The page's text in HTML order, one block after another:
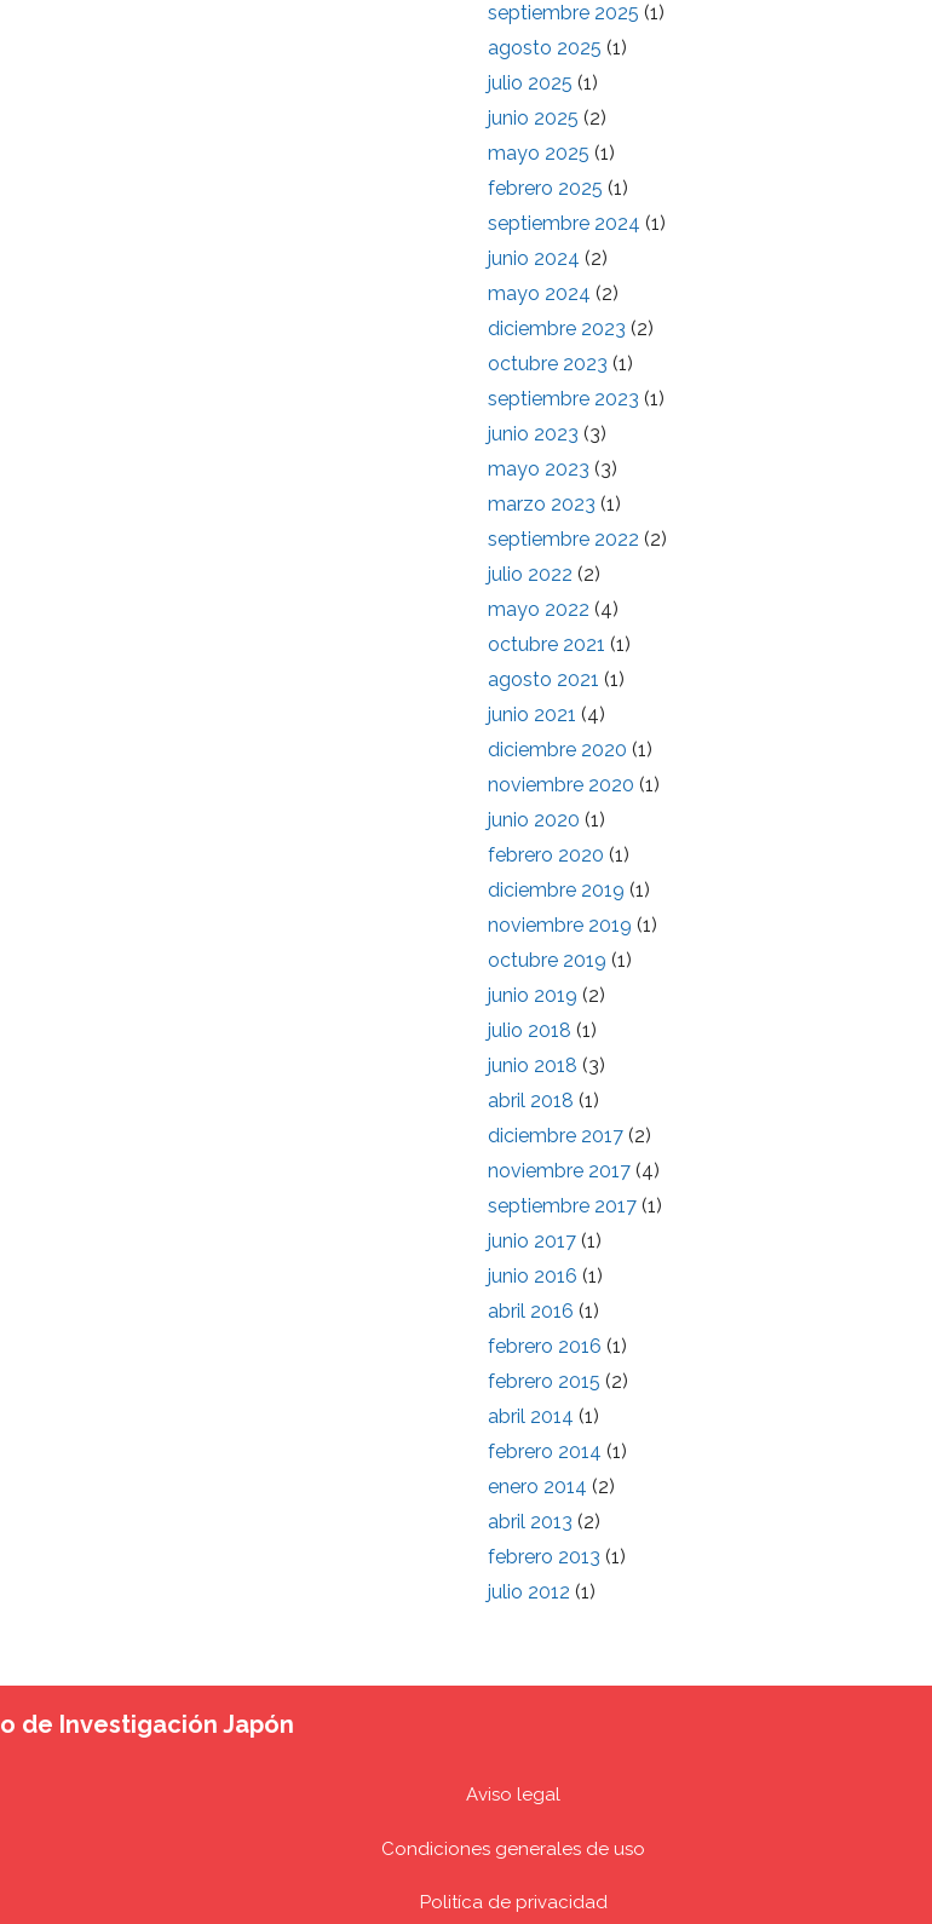
septiembre 2025 (1)
agosto 2025 (1)
julio 2025 (1)
junio 2025 (2)
mayo 2025 (1)
febrero 2025 (1)
septiembre 2024 (1)
junio 2024 (2)
mayo 2024 (2)
diciembre 2023 (2)
octubre 2023 (1)
septiembre 2023 (1)
junio 2023 (3)
mayo 2023 (3)
marzo 2023 (1)
septiembre 2022 (2)
julio 2022 (2)
mayo 2022 (4)
octubre 2021 (1)
agosto 2021 (1)
junio 2021 (4)
diciembre 2020 (1)
noviembre 2020 (1)
junio 2020 (1)
febrero 2020 (1)
diciembre 2019 (1)
noviembre 2019 (1)
octubre 2019 (1)
junio 2019 (2)
julio 2018 (1)
junio 2018 (3)
abril 2018 (1)
diciembre 2017 (2)
noviembre 2017 (4)
septiembre 2017 (1)
junio 2017 (1)
junio 2016 (1)
abril 2016 (1)
febrero 2016 (1)
febrero 2015 (2)
abril 2014 (1)
febrero 2014 (1)
enero 2014 (2)
abril 2013 (2)
febrero 2013 (1)
julio 2012 (1)
de Investigación Japón
Aviso legal
Condiciones generales de uso
Politíca de privacidad